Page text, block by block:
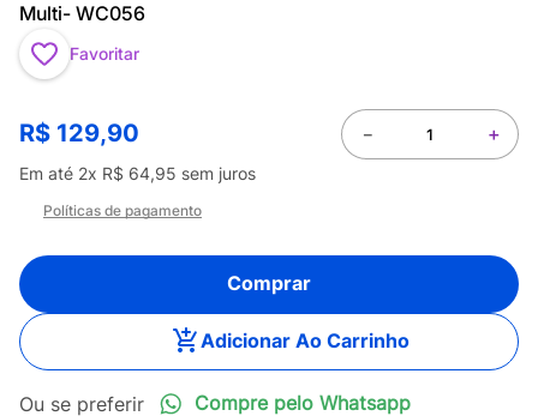
Multi- WC056
Favoritar
R$ 129,90
Em até 2x R$ 64,95 sem juros
＋
－
Políticas de pagamento
Comprar
Adicionar Ao Carrinho
Compre pelo Whatsapp